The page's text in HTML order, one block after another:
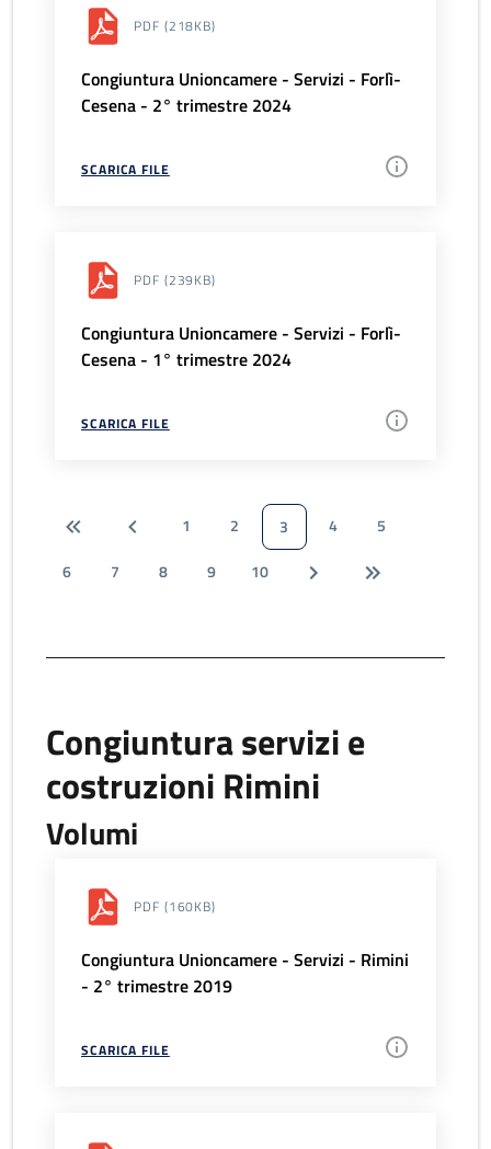
PDF (218KB)
Congiuntura Unioncamere - Servizi - Forlì-
Cesena - 2° trimestre 2024
SCARICA FILE
PDF (239KB)
Congiuntura Unioncamere - Servizi - Forlì-
Cesena - 1° trimestre 2024
SCARICA FILE
1 2 3 4
5
6
7 8 9 10
Congiuntura servizi e
costruzioni Rimini
Volumi
PDF (160KB)
Congiuntura Unioncamere - Servizi - Rimini
- 2° trimestre 2019
SCARICA FILE